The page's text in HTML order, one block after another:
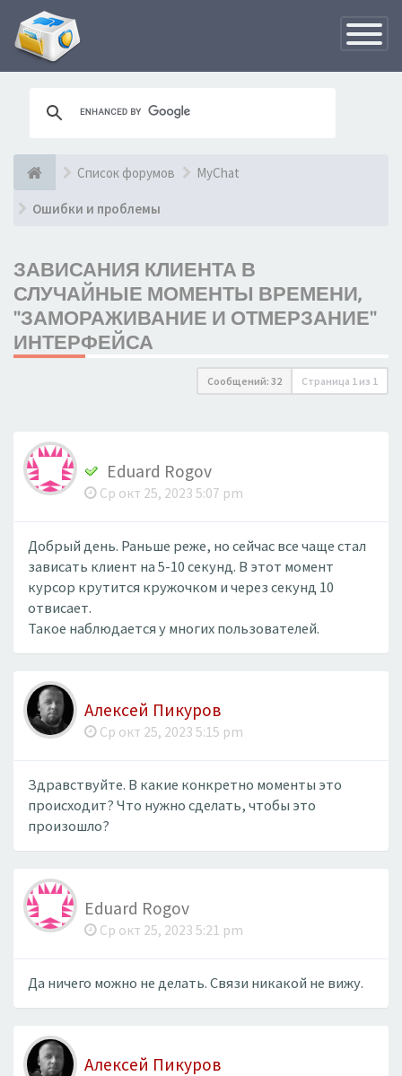
Список форумов MyChat
Ошибки и проблемы
ЗАВИСАНИЯ КЛИЕНТА В
СЛУЧАЙНЫЕ МОМЕНТЫ ВРЕМЕНИ,
"ЗАМОРАЖИВАНИЕ И ОТМЕРЗАНИЕ"
ИНТЕРФЕЙСА
Сообщений: 32 Страница 1 из 1
Eduard Rogov
Ср окт 25, 2023 5:07 pm
Добрый день. Раньше реже, но сейчас все чаще стал
зависать клиент на 5-10 секунд. В этот момент
курсор крутится кружочком и через секунд 10
отвисает.
Такое наблюдается у многих пользователей.
Алексей Пикуров
Ср окт 25, 2023 5:15 pm
Здравствуйте. В какие конкретно моменты это
происходит? Что нужно сделать, чтобы это
произошло?
Eduard Rogov
Ср окт 25, 2023 5:21 pm
Да ничего можно не делать. Связи никакой не вижу.
Алексей Пикуров